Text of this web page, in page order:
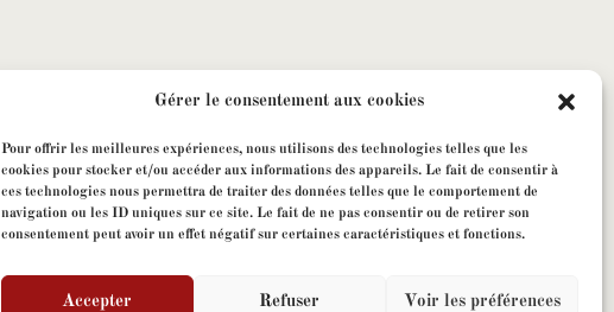
Gérer le consentement aux cookies
Pour offrir les meilleures expériences, nous utilisons des technologies telles que les
cookies pour stocker et/ou accéder aux informations des appareils. Le fait de consentir à
ces technologies nous permettra de traiter des données telles que le comportement de
navigation ou les ID uniques sur ce site. Le fait de ne pas consentir ou de retirer son
consentement peut avoir un effet négatif sur certaines caractéristiques et fonctions.
Accepter Refuser Voir les préférences